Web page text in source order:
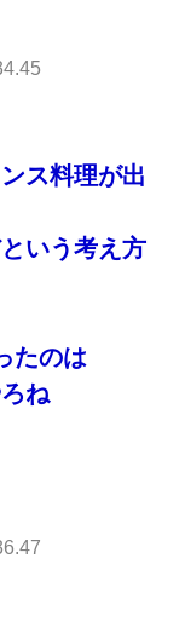
ス料理が出
いう考え方
たのは
ね